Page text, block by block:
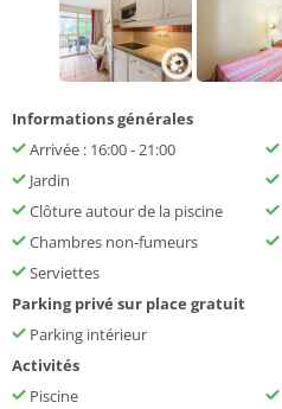
Informations générales
Arrivée : 16:00 - 21:00
Jardin
Clôture autour de la piscine
Chambres non-fumeurs
Serviettes
Parking privé sur place gratuit
Parking intérieur
Activités
Piscine